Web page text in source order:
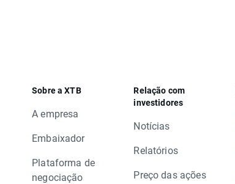
Sobre a XTB
A empresa
Embaixador
Plataforma de
negociação
Relação com
investidores
Notícias
Relatórios
Preço das ações